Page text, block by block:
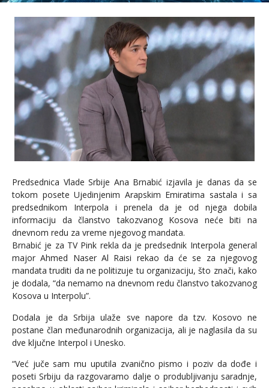
Predsednica Vlade Srbije Ana Brnabić izjavila je danas da se
tokom posete Ujedinjenim Arapskim Emiratima sastala i sa
predsednikom Interpola i prenela da je od njega dobila
informaciju da članstvo takozvanog Kosova neće biti na
dnevnom redu za vreme njegovog mandata.
Brnabić je za TV Pink rekla da je predsednik Interpola general
major Ahmed Naser Al Raisi rekao da će se za njegovog
mandata truditi da ne politizuje tu organizaciju, što znači, kako
je dodala, “da nemamo na dnevnom redu članstvo takozvanog
Kosova u Interpolu”.
Dodala je da Srbija ulaže sve napore da tzv. Kosovo ne
postane član međunarodnih organizacija, ali je naglasila da su
dve ključne Interpol i Unesko.
“Već juče sam mu uputila zvanično pismo i poziv da dođe i
poseti Srbiju da razgovaramo dalje o produbljivanju saradnje,